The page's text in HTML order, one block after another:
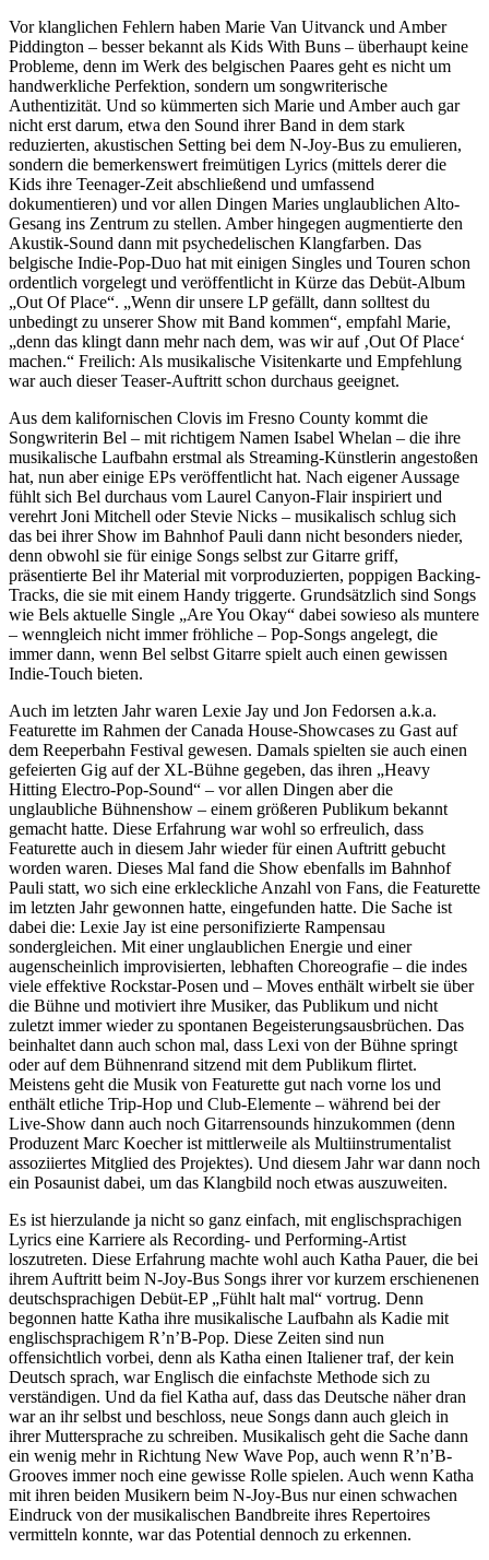
Vor klanglichen Fehlern haben Marie Van Uitvanck und Amber
Piddington – besser bekannt als Kids With Buns – überhaupt keine
Probleme, denn im Werk des belgischen Paares geht es nicht um
handwerkliche Perfektion, sondern um songwriterische
Authentizität. Und so kümmerten sich Marie und Amber auch gar
nicht erst darum, etwa den Sound ihrer Band in dem stark
reduzierten, akustischen Setting bei dem N-Joy-Bus zu emulieren,
sondern die bemerkenswert freimütigen Lyrics (mittels derer die
Kids ihre Teenager-Zeit abschließend und umfassend
dokumentieren) und vor allen Dingen Maries unglaublichen Alto-
Gesang ins Zentrum zu stellen. Amber hingegen augmentierte den
Akustik-Sound dann mit psychedelischen Klangfarben. Das
belgische Indie-Pop-Duo hat mit einigen Singles und Touren schon
ordentlich vorgelegt und veröffentlicht in Kürze das Debüt-Album
„Out Of Place“. „Wenn dir unsere LP gefällt, dann solltest du
unbedingt zu unserer Show mit Band kommen“, empfahl Marie,
„denn das klingt dann mehr nach dem, was wir auf ‚Out Of Place‘
machen.“ Freilich: Als musikalische Visitenkarte und Empfehlung
war auch dieser Teaser-Auftritt schon durchaus geeignet.
Aus dem kalifornischen Clovis im Fresno County kommt die
Songwriterin Bel – mit richtigem Namen Isabel Whelan – die ihre
musikalische Laufbahn erstmal als Streaming-Künstlerin angestoßen
hat, nun aber einige EPs veröffentlicht hat. Nach eigener Aussage
fühlt sich Bel durchaus vom Laurel Canyon-Flair inspiriert und
verehrt Joni Mitchell oder Stevie Nicks – musikalisch schlug sich
das bei ihrer Show im Bahnhof Pauli dann nicht besonders nieder,
denn obwohl sie für einige Songs selbst zur Gitarre griff,
präsentierte Bel ihr Material mit vorproduzierten, poppigen Backing-
Tracks, die sie mit einem Handy triggerte. Grundsätzlich sind Songs
wie Bels aktuelle Single „Are You Okay“ dabei sowieso als muntere
– wenngleich nicht immer fröhliche – Pop-Songs angelegt, die
immer dann, wenn Bel selbst Gitarre spielt auch einen gewissen
Indie-Touch bieten.
Auch im letzten Jahr waren Lexie Jay und Jon Fedorsen a.k.a.
Featurette im Rahmen der Canada House-Showcases zu Gast auf
dem Reeperbahn Festival gewesen. Damals spielten sie auch einen
gefeierten Gig auf der XL-Bühne gegeben, das ihren „Heavy
Hitting Electro-Pop-Sound“ – vor allen Dingen aber die
unglaubliche Bühnenshow – einem größeren Publikum bekannt
gemacht hatte. Diese Erfahrung war wohl so erfreulich, dass
Featurette auch in diesem Jahr wieder für einen Auftritt gebucht
worden waren. Dieses Mal fand die Show ebenfalls im Bahnhof
Pauli statt, wo sich eine erkleckliche Anzahl von Fans, die Featurette
im letzten Jahr gewonnen hatte, eingefunden hatte. Die Sache ist
dabei die: Lexie Jay ist eine personifizierte Rampensau
sondergleichen. Mit einer unglaublichen Energie und einer
augenscheinlich improvisierten, lebhaften Choreografie – die indes
viele effektive Rockstar-Posen und – Moves enthält wirbelt sie über
die Bühne und motiviert ihre Musiker, das Publikum und nicht
zuletzt immer wieder zu spontanen Begeisterungsausbrüchen. Das
beinhaltet dann auch schon mal, dass Lexi von der Bühne springt
oder auf dem Bühnenrand sitzend mit dem Publikum flirtet.
Meistens geht die Musik von Featurette gut nach vorne los und
enthält etliche Trip-Hop und Club-Elemente – während bei der
Live-Show dann auch noch Gitarrensounds hinzukommen (denn
Produzent Marc Koecher ist mittlerweile als Multiinstrumentalist
assoziiertes Mitglied des Projektes). Und diesem Jahr war dann noch
ein Posaunist dabei, um das Klangbild noch etwas auszuweiten.
Es ist hierzulande ja nicht so ganz einfach, mit englischsprachigen
Lyrics eine Karriere als Recording- und Performing-Artist
loszutreten. Diese Erfahrung machte wohl auch Katha Pauer, die bei
ihrem Auftritt beim N-Joy-Bus Songs ihrer vor kurzem erschienenen
deutschsprachigen Debüt-EP „Fühlt halt mal“ vortrug. Denn
begonnen hatte Katha ihre musikalische Laufbahn als Kadie mit
englischsprachigem R’n’B-Pop. Diese Zeiten sind nun
offensichtlich vorbei, denn als Katha einen Italiener traf, der kein
Deutsch sprach, war Englisch die einfachste Methode sich zu
verständigen. Und da fiel Katha auf, dass das Deutsche näher dran
war an ihr selbst und beschloss, neue Songs dann auch gleich in
ihrer Muttersprache zu schreiben. Musikalisch geht die Sache dann
ein wenig mehr in Richtung New Wave Pop, auch wenn R’n’B-
Grooves immer noch eine gewisse Rolle spielen. Auch wenn Katha
mit ihren beiden Musikern beim N-Joy-Bus nur einen schwachen
Eindruck von der musikalischen Bandbreite ihres Repertoires
vermitteln konnte, war das Potential dennoch zu erkennen.